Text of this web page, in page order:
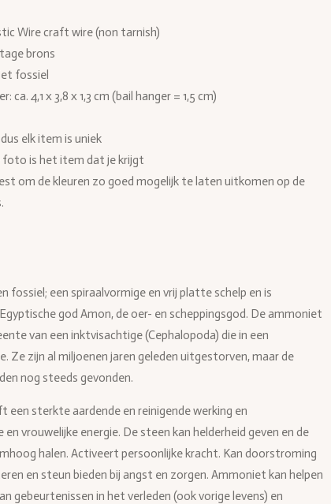
Wire craft wire (non tarnish)
brons
fossiel
ca. 4,1 x 3,8 x 1,3 cm (bail hanger = 1,5 cm)
elk item is uniek
foto is het item dat je krijgt
om de kleuren zo goed mogelijk te laten uitkomen op de
fossiel; een spiraalvormige en vrij platte schelp en is
god Amon, de oer- en scheppingsgod. De ammoniet
van een inktvisachtige (Cephalopoda) die in een
Ze zijn al miljoenen jaren geleden uitgestorven, maar de
nog steeds gevonden.
een sterkte aardende en reinigende werking en
en vrouwelijke energie. De steen kan helderheid geven en de
halen. Activeert persoonlijke kracht. Kan doorstroming
en steun bieden bij angst en zorgen. Ammoniet kan helpen
gebeurtenissen in het verleden (ook vorige levens) en